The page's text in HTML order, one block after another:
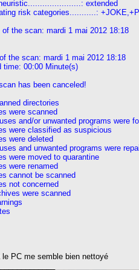
extended
risk categories...........:
of the scan: mardi 1 mai 2012 18:18
the scan: mardi 1 mai 2012 18:18
time: 00:00 Minute(s)
has been canceled!
directories
were scanned
and/or unwanted programs were
were classified as suspicious
were deleted
and unwanted programs were
were moved to quarantine
were renamed
cannot be scanned
not concerned
were scanned
le PC me semble bien nettoyé